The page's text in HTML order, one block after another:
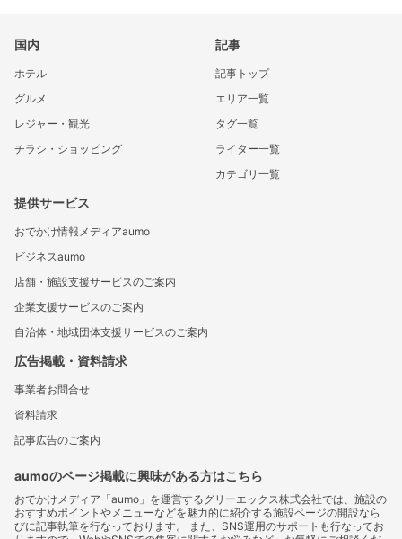
国内
ホテル
グルメ
レジャー・観光
チラシ・ショッピング
記事
記事トップ
エリア一覧
タグ一覧
ライター一覧
カテゴリ一覧
提供サービス
おでかけ情報メディアaumo
ビジネスaumo
店舗・施設支援サービスのご案内
企業支援サービスのご案内
自治体・地域団体支援サービスのご案内
広告掲載・資料請求
事業者お問合せ
資料請求
記事広告のご案内
aumoのページ掲載に興味がある方はこちら
おでかけメディア「aumo」を運営するグリーエックス株式会社では、施設の
おすすめポイントやメニューなどを魅力的に紹介する施設ページの開設なら
びに記事執筆を行なっております。 また、SNS運用のサポートも行なってお